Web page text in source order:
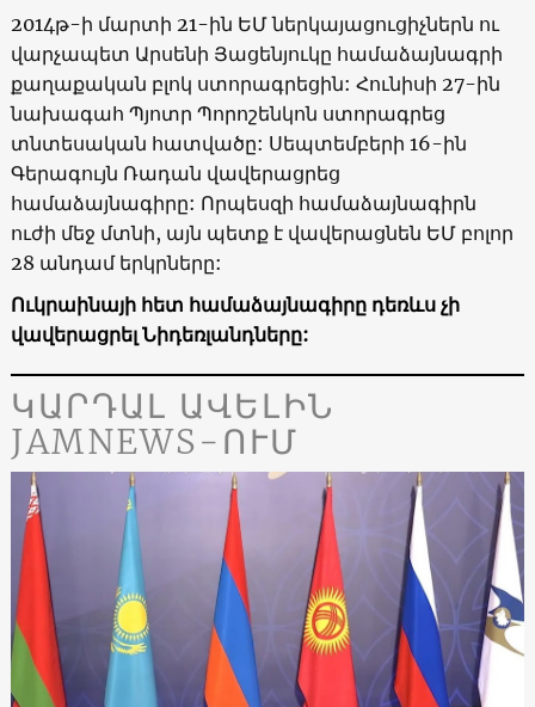
2014թ-ի մարտի 21-ին ԵՄ ներկայացուցիչներն ու
վարչապետ Արսենի Յացենյուկը համաձայնագրի
քաղաքական բլոկ ստորագրեցին: Հունիսի 27-ին
նախագահ Պյոտր Պորոշենկոն ստորագրեց
տնտեսական հատվածը: Սեպտեմբերի 16-ին
Գերագույն Ռադան վավերացրեց
համաձայնագիրը: Որպեսզի համաձայնագիրն
ուժի մեջ մտնի, այն պետք է վավերացնեն ԵՄ բոլոր
28 անդամ երկրները:
Ուկրաինայի հետ համաձայնագիրը դեռևս չի
վավերացրել Նիդեռլանդները:
ԿԱՐԴԱԼ ԱՎԵԼԻՆ
JAMNEWS-ՈՒՄ